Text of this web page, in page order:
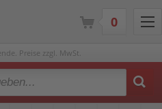
Preise zzgl. MwSt.
0